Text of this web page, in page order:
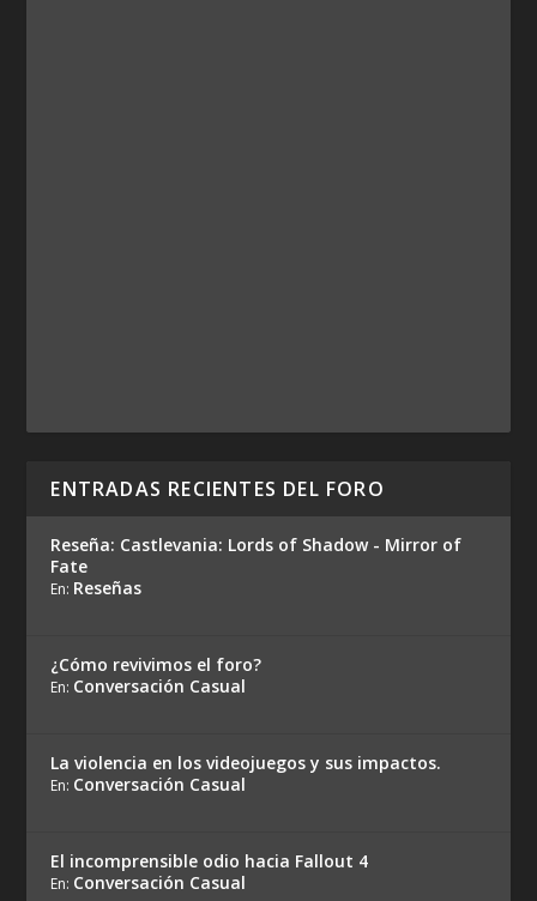
ENTRADAS RECIENTES DEL FORO
Reseña: Castlevania: Lords of Shadow - Mirror of
Fate
En: Reseñas
¿Cómo revivimos el foro?
En: Conversación Casual
La violencia en los videojuegos y sus impactos.
En: Conversación Casual
El incomprensible odio hacia Fallout 4
En: Conversación Casual